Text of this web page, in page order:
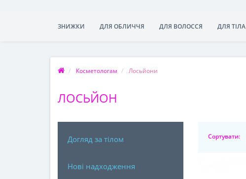
ЗНИЖКИ ДЛЯ ОБЛИЧЧЯ ДЛЯ ВОЛОССЯ ДЛЯ ТІЛА
Косметологам Лосьйони
ЛОСЬЙОН
Догляд за тілом
Нові надходження
Сортувати: